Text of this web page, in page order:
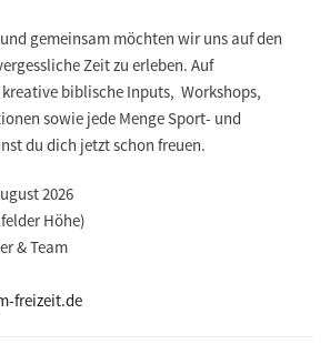
gemeinsam möchten wir uns auf den
Zeit zu erleben. Auf
biblische Inputs, Workshops,
sowie jede Menge Sport- und
du dich jetzt schon freuen.
2026
Höhe)
& Team
freizeit.de